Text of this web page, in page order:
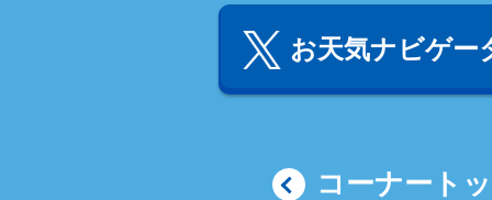
お天気ナビゲー
コーナート